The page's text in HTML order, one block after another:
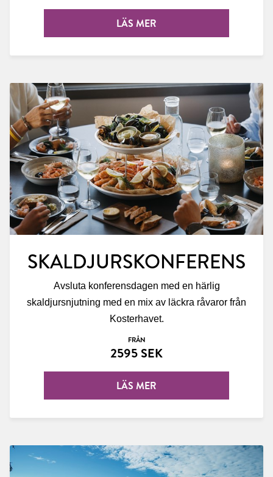
LÄS MER
SKALDJURSKONFERENS
Avsluta konferensdagen med en härlig
skaldjursnjutning med en mix av läckra råvaror från
Kosterhavet.
FRÅN
2595 SEK
LÄS MER